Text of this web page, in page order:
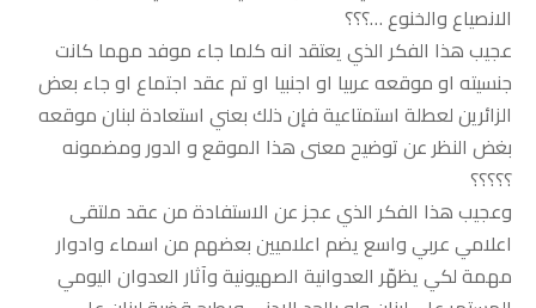
الانصياع والخنوع …؟؟؟
عجيب هذا الفكر الذي يعتقد انه كلما جاء موفد مهما كانت
جنسيته او موقعه عربيا او اجنبيا او تم عقد اجتماع او جاء بعض
الزائرين لعطلة استمتاعية فإن ذلك بعني استعادة لبنان موقعه
بغض النظر عن توضيح معنى هذا الموقع و الدور ومضمونه
؟؟؟؟؟
وعجيب هذا الفكر الذي عجز عن الاستفادة من عقد ملتقى
اعلامي عربي واسع يضم اعلاميين بعضهم من اسماء وادوار
مهمة لكي يظهّر العدوانية الصهيونية وآثار العدوان اليومي